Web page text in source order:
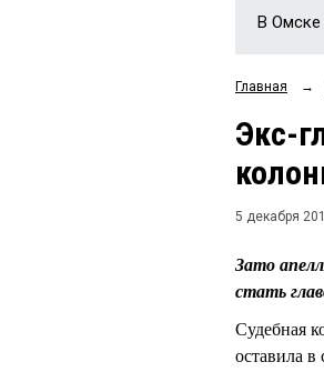
В Омске
Главная →
Экс-
5 декабря
Зато
стать
Судебная
оставила